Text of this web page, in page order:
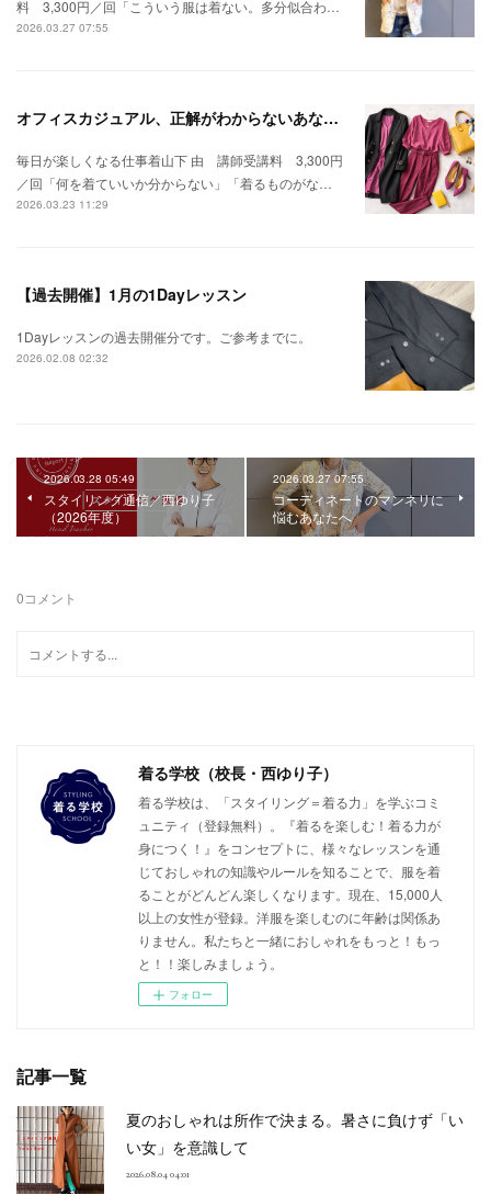
料 3,300円／回「こういう服は着ない。多分似合わ…
2026.03.27 07:55
オフィスカジュアル、正解がわからないあなたへ
毎日が楽しくなる仕事着山下 由 講師受講料 3,300円
／回「何を着ていいか分からない」「着るものがな…
2026.03.23 11:29
【過去開催】1月の1Dayレッスン
1Dayレッスンの過去開催分です。ご参考までに。
2026.02.08 02:32
2026.03.28 05:49
スタイリング通信／西ゆり子
（2026年度）
2026.03.27 07:55
コーディネートのマンネリに
悩むあなたへ
0コメント
着る学校（校長・西ゆり子）
着る学校は、「スタイリング＝着る力」を学ぶコミ
ュニティ（登録無料）。『着るを楽しむ！着る力が
身につく！』をコンセプトに、様々なレッスンを通
じておしゃれの知識やルールを知ることで、服を着
ることがどんどん楽しくなります。現在、15,000人
以上の女性が登録。洋服を楽しむのに年齢は関係あ
りません。私たちと一緒におしゃれをもっと！もっ
と！！楽しみましょう。
フォロー
記事一覧
夏のおしゃれは所作で決まる。暑さに負けず「い
い女」を意識して
2026.08.04 04:01